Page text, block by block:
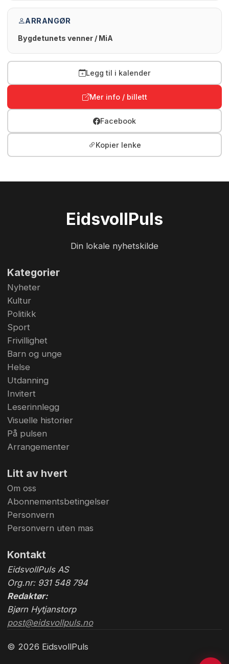
ARRANGØR
Bygdetunets venner / MiA
Legg til i kalender
Mer info / billett
Facebook
Kopier lenke
EidsvollPuls
Din lokale nyhetskilde
Kategorier
Nyheter
Kultur
Politikk
Sport
Frivillighet
Barn og unge
Helse
Utdanning
Invitert
Leserinnlegg
Visuelle historier
På pulsen
Arrangementer
Litt av hvert
Om oss
Abonnementsbetingelser
Personvern
Personvern uten mas
Kontakt
EidsvollPuls AS
Org.nr: 931 548 794
Redaktør:
Bjørn Hytjanstorp
post@eidsvollpuls.no
© 2026 EidsvollPuls